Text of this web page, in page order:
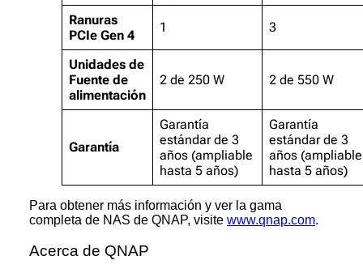
Ranuras
PCIe Gen 4
1 3
Unidades de
Fuente de
alimentación
2 de 250 W 2 de 550 W
Garantía
Garantía
estándar de 3
años (ampliable
hasta 5 años)
Garantía
estándar de 3
años (ampliable
hasta 5 años)
Para obtener más información y ver la gama
completa de NAS de QNAP, visite www.qnap.com.
Acerca de QNAP